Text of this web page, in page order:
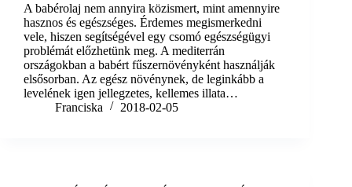
A babérolaj nem annyira közismert, mint amennyire
hasznos és egészséges. Érdemes megismerkedni
vele, hiszen segítségével egy csomó egészségügyi
problémát előzhetünk meg. A mediterrán
országokban a babért fűszernövényként használják
elsősorban. Az egész növénynek, de leginkább a
levelének igen jellegzetes, kellemes illata…
Franciska
2018-02-05